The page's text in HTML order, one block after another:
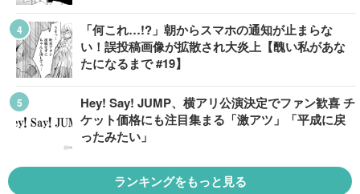
「何これ…!?」朝からスマホの通知が止まらな
い！誤投稿画像が拡散され大炎上【醜い私があな
たになるまで #19】
Hey! Say! JUMP、横アリ公演決定でファン歓喜 チ
ケット価格にも注目集まる「激アツ」「平成に戻
ったみたい」
ランキングをもっと見る